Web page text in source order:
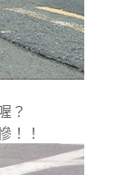
喔？
！！